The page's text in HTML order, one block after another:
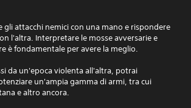
gli attacchi nemici con una mano e rispondere
l'altra. Interpretare le mosse avversarie e
è fondamentale per avere la meglio.
da un'epoca violenta all'altra, potrai
un'ampia gamma di armi, tra cui
e altro ancora.